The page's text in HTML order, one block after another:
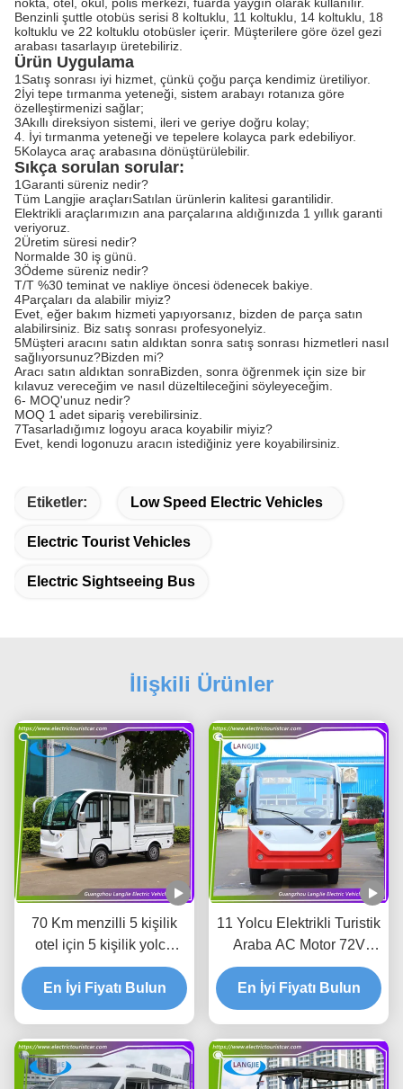
Benzinli şuttle otobüs serisi 8 koltuklu, 11 koltuklu, 14 koltuklu, 18
koltuklu ve 22 koltuklu otobüsler içerir. Müşterilere göre özel gezi
arabası tasarlayıp üretebiliriz.
Ürün Uygulama
1Satış sonrası iyi hizmet, çünkü çoğu parça kendimiz üretiliyor.
2İyi tepe tırmanma yeteneği, sistem arabayı rotanıza göre
özelleştirmenizi sağlar;
3Akıllı direksiyon sistemi, ileri ve geriye doğru kolay;
4. İyi tırmanma yeteneği ve tepelere kolayca park edebiliyor.
5Kolayca araç arabasına dönüştürülebilir.
Sıkça sorulan sorular:
1Garanti süreniz nedir?
Tüm Langjie araçlarıSatılan ürünlerin kalitesi garantilidir.
Elektrikli araçlarımızın ana parçalarına aldığınızda 1 yıllık garanti
veriyoruz.
2Üretim süresi nedir?
Normalde 30 iş günü.
3Ödeme süreniz nedir?
T/T %30 teminat ve nakliye öncesi ödenecek bakiye.
4Parçaları da alabilir miyiz?
Evet, eğer bakım hizmeti yapıyorsanız, bizden de parça satın
alabilirsiniz. Biz satış sonrası profesyonelyiz.
5Müşteri aracını satın aldıktan sonra satış sonrası hizmetleri nasıl
sağlıyorsunuz?Bizden mi?
Aracı satın aldıktan sonraBizden, sonra öğrenmek için size bir
kılavuz vereceğim ve nasıl düzeltileceğini söyleyeceğim.
6- MOQ'unuz nedir?
MOQ 1 adet sipariş verebilirsiniz.
7Tasarladığımız logoyu araca koyabilir miyiz?
Evet, kendi logonuzu aracın istediğiniz yere koyabilirsiniz.
Etiketler: Low Speed Electric Vehicles
Electric Tourist Vehicles
Electric Sightseeing Bus
İlişkili Ürünler
70 Km menzilli 5 kişilik
otel için 5 kişilik yolcu
kapasitesi ile elektrikli
araba
En İyi Fiyatı Bulun
11 Yolcu Elektrikli Turistik
Araba AC Motor 72V
Max.Speed ile 30km/h
Otel için
En İyi Fiyatı Bulun